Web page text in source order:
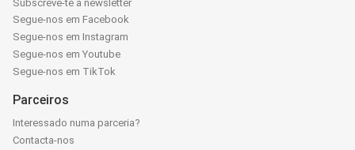
Subscreve-te à newsletter
Segue-nos em Facebook
Segue-nos em Instagram
Segue-nos em Youtube
Segue-nos em TikTok
Parceiros
Interessado numa parceria?
Contacta-nos